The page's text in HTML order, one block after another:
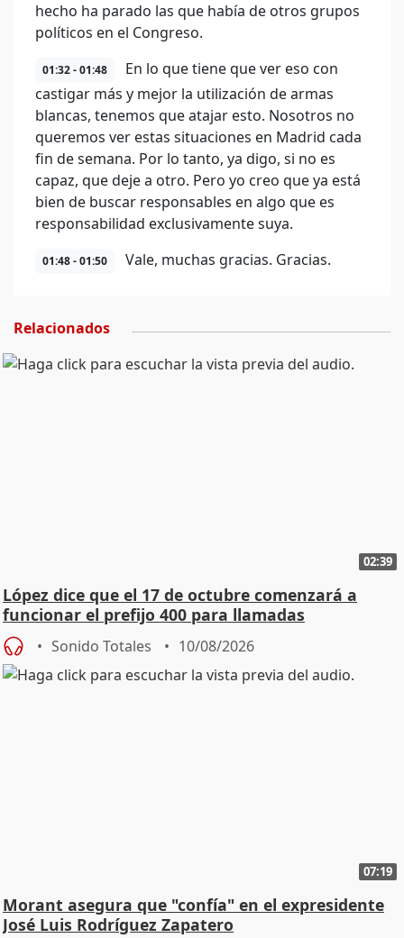
hecho ha parado las que había de otros grupos
políticos en el Congreso.
01:32 - 01:48
En lo que tiene que ver eso con
castigar más y mejor la utilización de armas
blancas, tenemos que atajar esto. Nosotros no
queremos ver estas situaciones en Madrid cada
fin de semana. Por lo tanto, ya digo, si no es
capaz, que deje a otro. Pero yo creo que ya está
bien de buscar responsables en algo que es
responsabilidad exclusivamente suya.
01:48 - 01:50 Vale, muchas gracias. Gracias.
Relacionados
02:39
López dice que el 17 de octubre comenzará a
funcionar el prefijo 400 para llamadas
comerciales
Sonido Totales 10/08/2026
07:19
Morant asegura que "confía" en el expresidente
José Luis Rodríguez Zapatero